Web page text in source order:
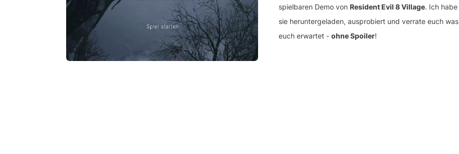
spielbaren Demo von Resident Evil 8 Village. Ich habe
sie heruntergeladen, ausprobiert und verrate euch was
euch erwartet - ohne Spoiler!